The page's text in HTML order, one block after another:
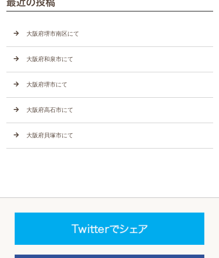
大阪府堺市南区にて
大阪府和泉市にて
大阪府堺市にて
大阪府高石市にて
大阪府貝塚市にて